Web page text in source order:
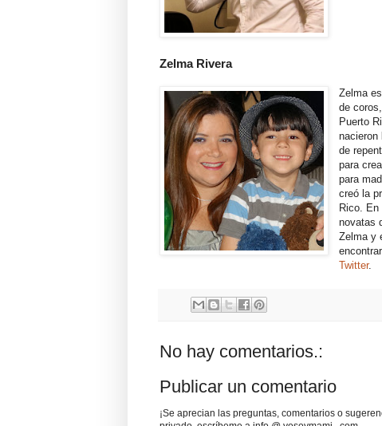
Zelma Rivera
Zelma
de
Puerto
nacieron
de
para
para
creó la
Rico. En
novatas
Zelma y
Twitter.
No hay comentarios.:
Publicar un comentario
¡Se aprecian las preguntas, comentarios o